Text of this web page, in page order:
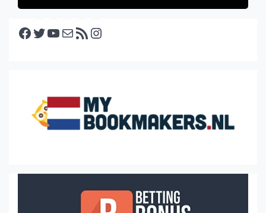
Facebook Twitter YouTube E-mail RSS feed